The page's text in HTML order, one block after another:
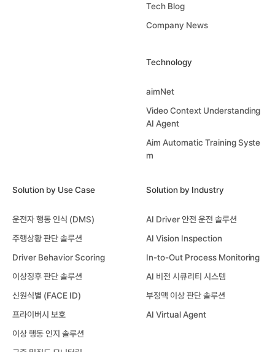
Tech Blog
Company News
Technology
aimNet
Video Context Understanding
AI Agent
Aim Automatic Training Syste
m
Solution by Use Case
운전자 행동 인식 (DMS)
주행상황 판단 솔루션
Driver Behavior Scoring
이상징후 판단 솔루션
신원식별 (FACE ID)
프라이버시 보호
이상 행동 인지 솔루션
Solution by Industry
AI Driver 안전 운전 솔루션
AI Vision Inspection
In-to-Out Process Monitoring
AI 비전 시큐리티 시스템
부정맥 이상 판단 솔루션
AI Virtual Agent